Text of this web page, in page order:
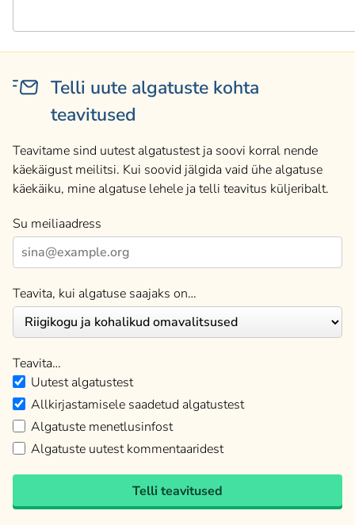
Telli uute algatuste kohta
teavitused
Teavitame sind uutest algatustest ja soovi korral nende
käekäigust meilitsi. Kui soovid jälgida vaid ühe algatuse
käekäiku, mine algatuse lehele ja telli teavitus küljeribalt.
Su meiliaadress
Teavita, kui algatuse saajaks on…
Teavita…
Uutest algatustest
Allkirjastamisele saadetud algatustest
Algatuste menetlusinfost
Algatuste uutest kommentaaridest
Telli teavitused